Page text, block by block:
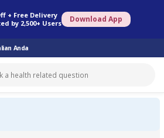
+ Free Delivery
by 2,500+ Users Download App
Anda
Saringan Kesihatan Konsult Pakar